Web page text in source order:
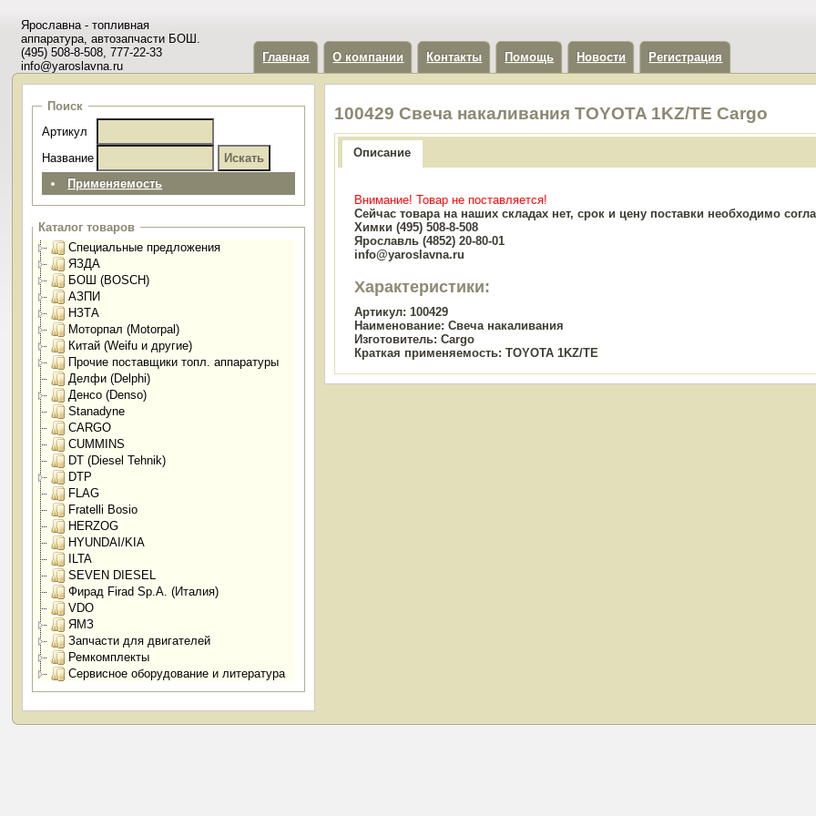
Ярославна - топливная
аппаратура, автозапчасти БОШ.
(495) 508-8-508, 777-22-33
info@yaroslavna.ru
Главная О компании Контакты Помощь Новости Регистрация
Поиск
Артикул
Название
Применяемость
Каталог товаров
Специальные предложения
ЯЗДА
БОШ (BOSCH)
АЗПИ
НЗТА
Моторпал (Motorpal)
Китай (Weifu и другие)
Прочие поставщики топл. аппаратуры
Делфи (Delphi)
Денсо (Denso)
Stanadyne
CARGO
CUMMINS
DT (Diesel Tehnik)
DTP
FLAG
Fratelli Bosio
HERZOG
HYUNDAI/KIA
ILTA
SEVEN DIESEL
Фирад Firad Sp.A. (Италия)
VDO
ЯМЗ
Запчасти для двигателей
Ремкомплекты
Сервисное оборудование и литература
100429 Свеча накаливания TOYOTA 1KZ/TE Cargo
Описание
Внимание! Товар не поставляется!
Сейчас товара на наших складах нет, срок и цену поставки необходимо
Химки (495) 508-8-508
Ярославль (4852) 20-80-01
info@yaroslavna.ru
Характеристики:
Артикул: 100429
Наименование: Свеча накаливания
Изготовитель: Cargo
Краткая применяемость: TOYOTA 1KZ/TE